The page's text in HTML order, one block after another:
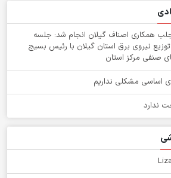
همکاری اصناف گیلان انجام شد: جلسه
نیروی برق استان گیلان با رئیس بسیج
صنفی مركز استان
اساسی مشکلی نداریم
ندارد